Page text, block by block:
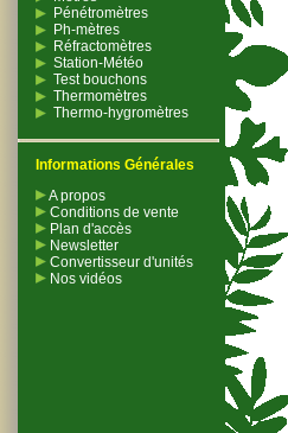
Pénétromètres
Ph-mètres
Réfractomètres
Station-Météo
Test bouchons
Thermomètres
Thermo-hygromètres
Informations Générales
A propos
Conditions de vente
Plan d'accès
Newsletter
Convertisseur d'unités
Nos vidéos